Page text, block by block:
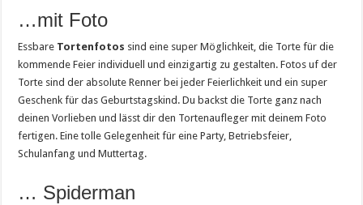
…mit Foto
Essbare Tortenfotos sind eine super Möglichkeit, die Torte für die
kommende Feier individuell und einzigartig zu gestalten. Fotos uf der
Torte sind der absolute Renner bei jeder Feierlichkeit und ein super
Geschenk für das Geburtstagskind. Du backst die Torte ganz nach
deinen Vorlieben und lässt dir den Tortenaufleger mit deinem Foto
fertigen. Eine tolle Gelegenheit für eine Party, Betriebsfeier,
Schulanfang und Muttertag.
… Spiderman